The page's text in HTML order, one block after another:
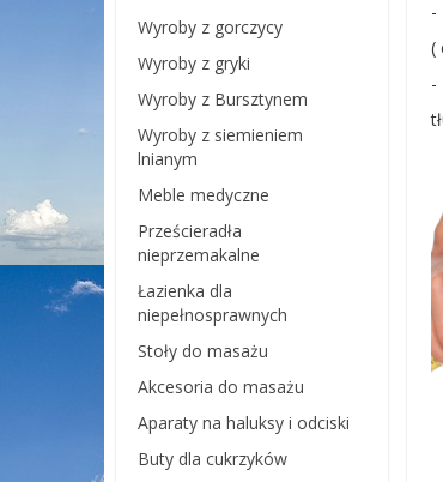
-
(
-
Wyroby z gorczycy
Wyroby z gryki
Wyroby z Bursztynem
Wyroby z siemieniem
lnianym
Meble medyczne
Prześcieradła
nieprzemakalne
Łazienka dla
niepełnosprawnych
Stoły do masażu
Akcesoria do masażu
Aparaty na haluksy i odciski
Buty dla cukrzyków